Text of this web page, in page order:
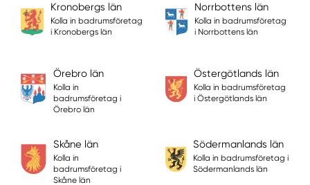
Kronobergs län
Kolla in badrumsföretag
i Kronobergs län
Norrbottens län
Kolla in badrumsföretag
i Norrbottens län
Örebro län
Kolla in
badrumsföretag i
Örebro län
Östergötlands län
Kolla in badrumsföretag
i Östergötlands län
Skåne län
Kolla in
badrumsföretag i
Skåne län
Södermanlands län
Kolla in badrumsföretag i
Södermanlands län